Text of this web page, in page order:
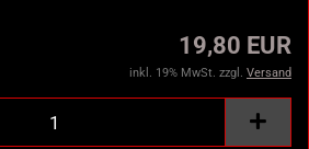
19,80 EUR
inkl. 19% MwSt. zzgl. Versand